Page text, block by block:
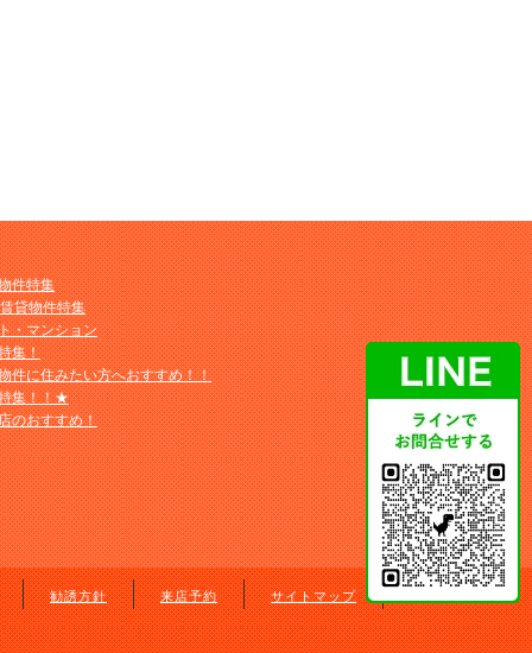
件特集
貸物件特集
・マンション
集！
件に住みたい方へおすすめ！！
集！！★
のおすすめ！
勧誘方針 来店予約 サイトマップ